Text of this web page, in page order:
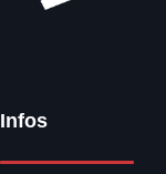
Infos